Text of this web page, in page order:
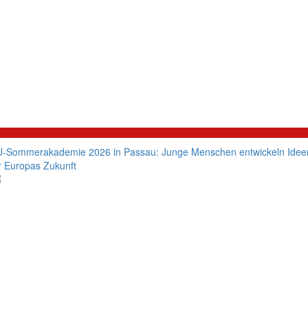
Sommerakademie 2026 in Passau: Junge Menschen entwickeln
Europas Zukunft